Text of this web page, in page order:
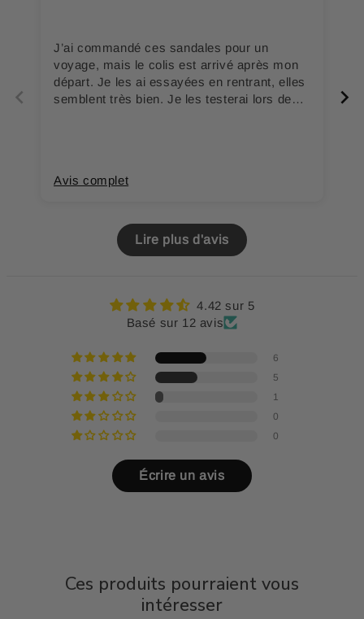
J’ai commandé ces sandales pour un
voyage, mais le colis est arrivé après mon
départ. Je les ai essayées en rentrant, elles
semblent très bien. Je les testerai lors de
Avis complet
Lire plus d'avis
4.42 sur 5
Basé sur 12 avis
6
5
1
0
0
Écrire un avis
Ces produits pourraient vous
intéresser